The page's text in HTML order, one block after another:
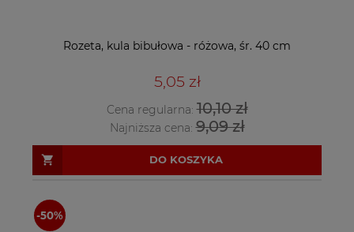
Rozeta, kula bibułowa - różowa, śr. 40 cm
5,05 zł
Cena regularna:10,10 zł
Najniższa cena:9,09 zł
DO KOSZYKA